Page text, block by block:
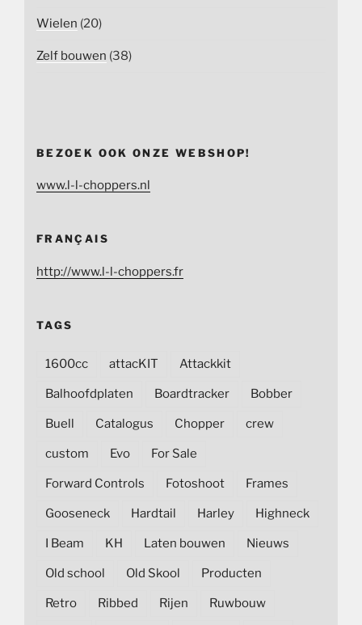
Wielen (20)
Zelf bouwen (38)
BEZOEK OOK ONZE WEBSHOP!
www.l-l-choppers.nl
FRANÇAIS
http://www.l-l-choppers.fr
TAGS
1600cc attacKIT Attackkit
Balhoofdplaten Boardtracker Bobber
Buell Catalogus Chopper crew
custom Evo For Sale
Forward Controls Fotoshoot Frames
Gooseneck Hardtail Harley Highneck
I Beam KH Laten bouwen Nieuws
Old school Old Skool Producten
Retro Ribbed Rijen Ruwbouw